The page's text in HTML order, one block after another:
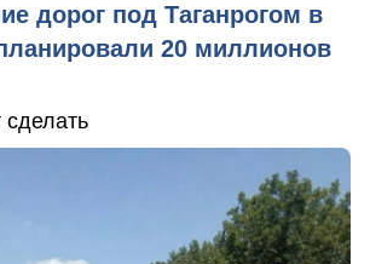
дорог под Таганрогом в
20 миллионов